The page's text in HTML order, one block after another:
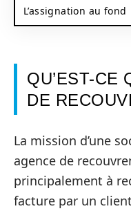
L’assignation au fond
QU’EST-CE
DE
La mission d’une
agence de
principalement à
facture par un